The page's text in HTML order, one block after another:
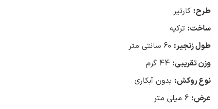
طرح: کارتیر
ساخت: ترکیه
طول زنجیر:
وزن تقریبی:
نوع روکش: بدون آبکاری
عرض: